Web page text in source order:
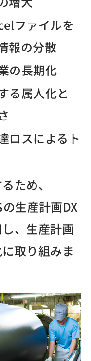
ファイルを
報の分散
の長期化
る属人化と
ロスによるト
ため、
の生産計画DX
、生産計画
取り組みま